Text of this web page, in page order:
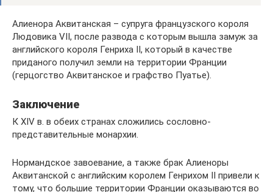
Алиенора Аквитанская – супруга французского короля
Людовика VII, после развода с которым вышла замуж за
английского короля Генриха II, который в качестве
приданого получил земли на территории Франции
(герцогство Аквитанское и графство Пуатье).
Заключение
К XIV в. в обеих странах сложились сословно-
представительные монархии.
Нормандское завоевание, а также брак Алиеноры
Аквитанской с английским королем Генрихом II привели к
тому, что большие территории Франции оказываются во